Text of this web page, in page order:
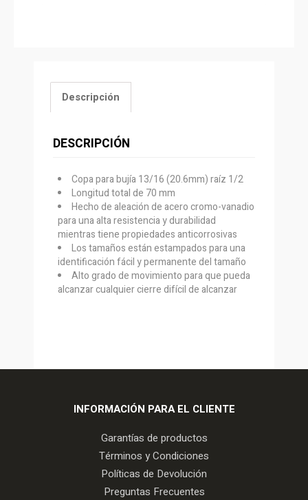
Descripción
DESCRIPCIÓN
Copa para bujía 13/16 (20.6mm) raíz 1/2
Longitud total de 70 mm
Hecho de aleación de acero cromo-vanadio
para una alta resistencia y durabilidad
mientras tiene propiedades anticorrosivas
Los tamaños están estampados para una
identificación fácil y permanente del tamaño
Alto grado de movimiento para que pueda
alcanzar cualquier cierre difícil de alcanzar
INFORMACIÓN PARA EL CLIENTE
Garantías de productos
Términos y Condiciones
Políticas de Devolución
Preguntas Frecuentes